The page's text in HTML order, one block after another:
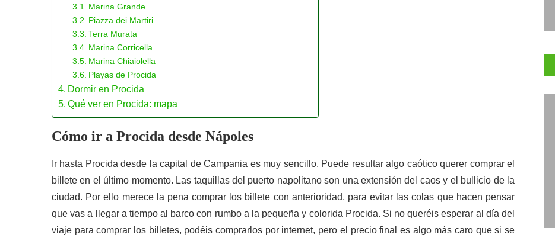
Marina Grande
Piazza dei Martiri
Terra Murata
Marina Corricella
Marina Chiaiolella
Playas de Procida
Dormir en Procida
Qué ver en Procida: mapa
Cómo ir a Procida desde Nápoles
Ir hasta Procida desde la capital de Campania es muy sencillo. Puede resultar algo caótico querer comprar el
billete en el último momento. Las taquillas del puerto napolitano son una extensión del caos y el bullicio de la
ciudad. Por ello merece la pena comprar los billete con anterioridad, para evitar las colas que hacen pensar
que vas a llegar a tiempo al barco con rumbo a la pequeña y colorida Procida. Si no queréis esperar al día del
viaje para comprar los billetes, podéis comprarlos por internet, pero el precio final es algo más caro que si se